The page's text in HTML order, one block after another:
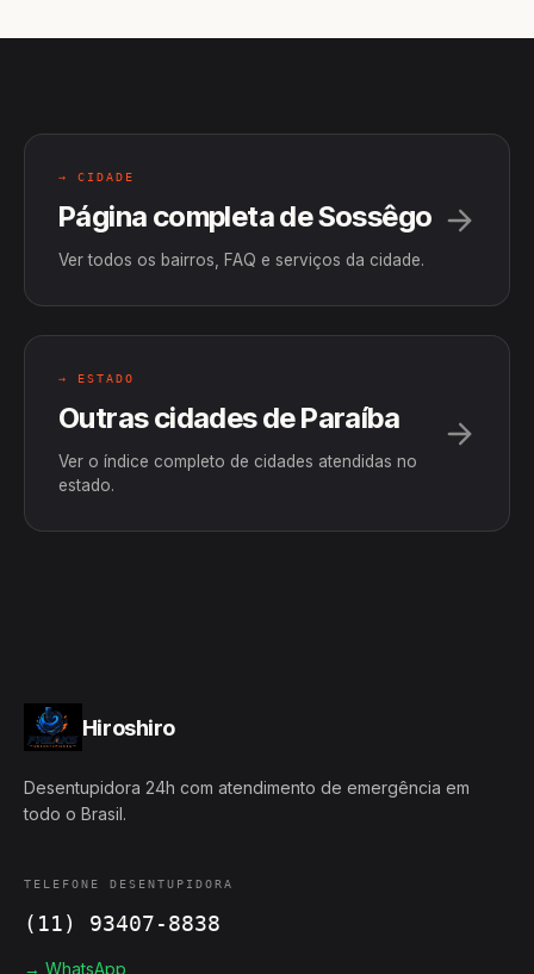
→ CIDADE
Página completa de Sossêgo
Ver todos os bairros, FAQ e serviços da cidade.
→ ESTADO
Outras cidades de Paraíba
Ver o índice completo de cidades atendidas no
estado.
Hiroshiro
Desentupidora 24h com atendimento de emergência em
todo o Brasil.
TELEFONE DESENTUPIDORA
(11) 93407-8838
→ WhatsApp